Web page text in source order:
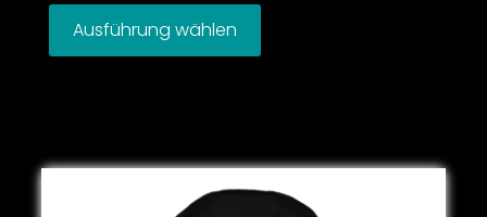
Ausführung wählen